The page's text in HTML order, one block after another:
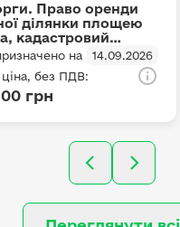
Право оренди
ділянки площею
кадастровий
область,
сільська рада,
призначення: Для
господарства,
номер об'єкта
що
на
14.09.2026
без ПДВ:
грн